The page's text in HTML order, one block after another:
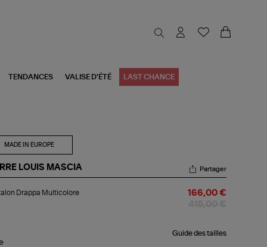
TENDANCES VALISE D'ÉTÉ LAST CHANCE
MADE IN EUROPE
LOUIS MASCIA Partager
Drappa Multicolore 166,00 €
Guide des tailles